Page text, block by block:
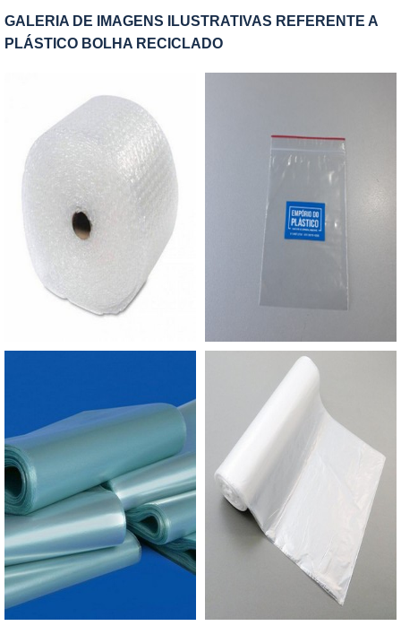
resistências de cromo e níquel, que já se
aquecem logo que o aparelho é ligado. A
contratar a produção com fábricas ainda mais
modernas e custos reduzidos. Aumentando,
assim, o mix de sacos a pronta entrega e venda
fracionada, até em pequenas quantidades. Para
saber mais informações, basta solicitar um
orçamento..
armazenamento. Possui alta capacidade de
alongamento e a aderência que permite o fácil
fechamento da embalagem. Além disso, pode ser
utilizado em máquinas manuais para embalar
produtos não gordurosos como frutas, legumes,
verduras, etc.O saco é aprovado pela Anvisa,
seguindo as normas vigentes, garantindo assim
uma ótima funcionalidade, ótimo corte lateral das
bordas, elasticidade, propriedades mecânicas,
entre outros. Além disso, garante: Excelente
alongamento; Resistência; Produtividade; É
perfeito para acondicionar e embalar os produtos
de forma prática e segura.Os tipos de
embalagens a vácuo existentes no mercado são
os lisos ou transparentes que facilitam a
visualização do alimento. Os impressos, que além
de muito bonitos, podem conter informações
sobre o produto, modo de preparação, logomarca
da empresa ou até mesmo receitas. E os
laminados que também evidenciam a beleza do
alimento, além de conservá-los muito bem e
possuírem ótima resistência.O MELHOR
FORNECEDOR DE SACO À VÁCUO DO
MERCADOA Empório do Plástico passou a
contratar a produção com fábricas ainda mais
modernas e custos reduzidos. Aumentando,
GALERIA DE IMAGENS ILUSTRATIVAS REFERENTE A
PLÁSTICO BOLHA RECICLADO